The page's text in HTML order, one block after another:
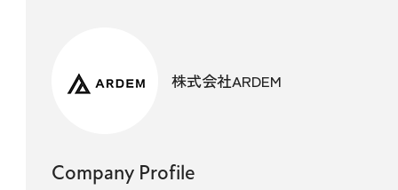
株式会社ARDEM
Company Profile